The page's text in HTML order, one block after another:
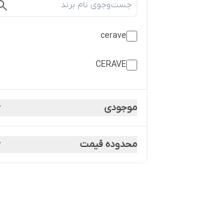
ژل/فوم/پن/پد شوینده و پاک کننده
cerave
CERAVE
موجودی
محدوده قیمت